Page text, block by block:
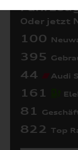
Oder jetzt
100
395
44 Audi
161
81
822 Top